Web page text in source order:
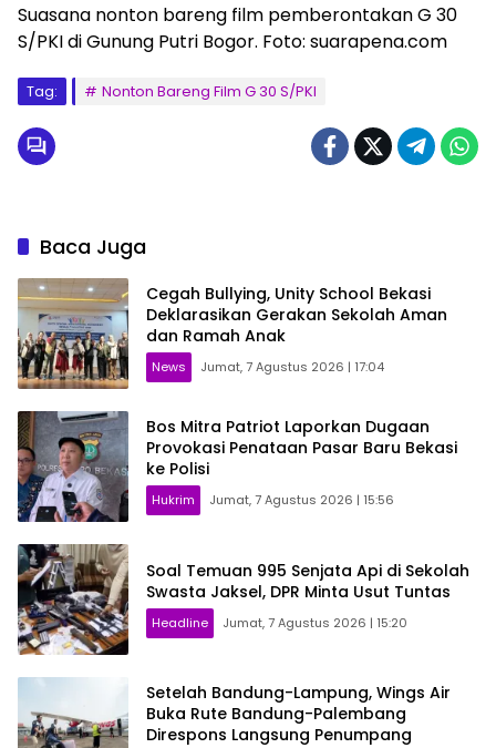
Suasana nonton bareng film pemberontakan G 30
S/PKI di Gunung Putri Bogor. Foto: suarapena.com
Tag: Nonton Bareng Film G 30 S/PKI
Baca Juga
Cegah Bullying, Unity School Bekasi
Deklarasikan Gerakan Sekolah Aman
dan Ramah Anak
News Jumat, 7 Agustus 2026 | 17:04
Bos Mitra Patriot Laporkan Dugaan
Provokasi Penataan Pasar Baru Bekasi
ke Polisi
Hukrim Jumat, 7 Agustus 2026 | 15:56
Soal Temuan 995 Senjata Api di Sekolah
Swasta Jaksel, DPR Minta Usut Tuntas
Headline Jumat, 7 Agustus 2026 | 15:20
Setelah Bandung-Lampung, Wings Air
Buka Rute Bandung-Palembang
Direspons Langsung Penumpang